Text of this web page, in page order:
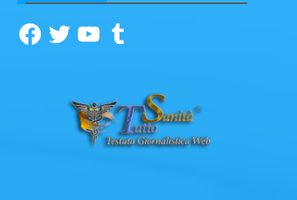
Facebook
TwitterYouTubeTumblr